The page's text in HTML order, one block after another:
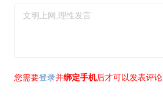
您需要登录并绑定手机后才可以发表评论